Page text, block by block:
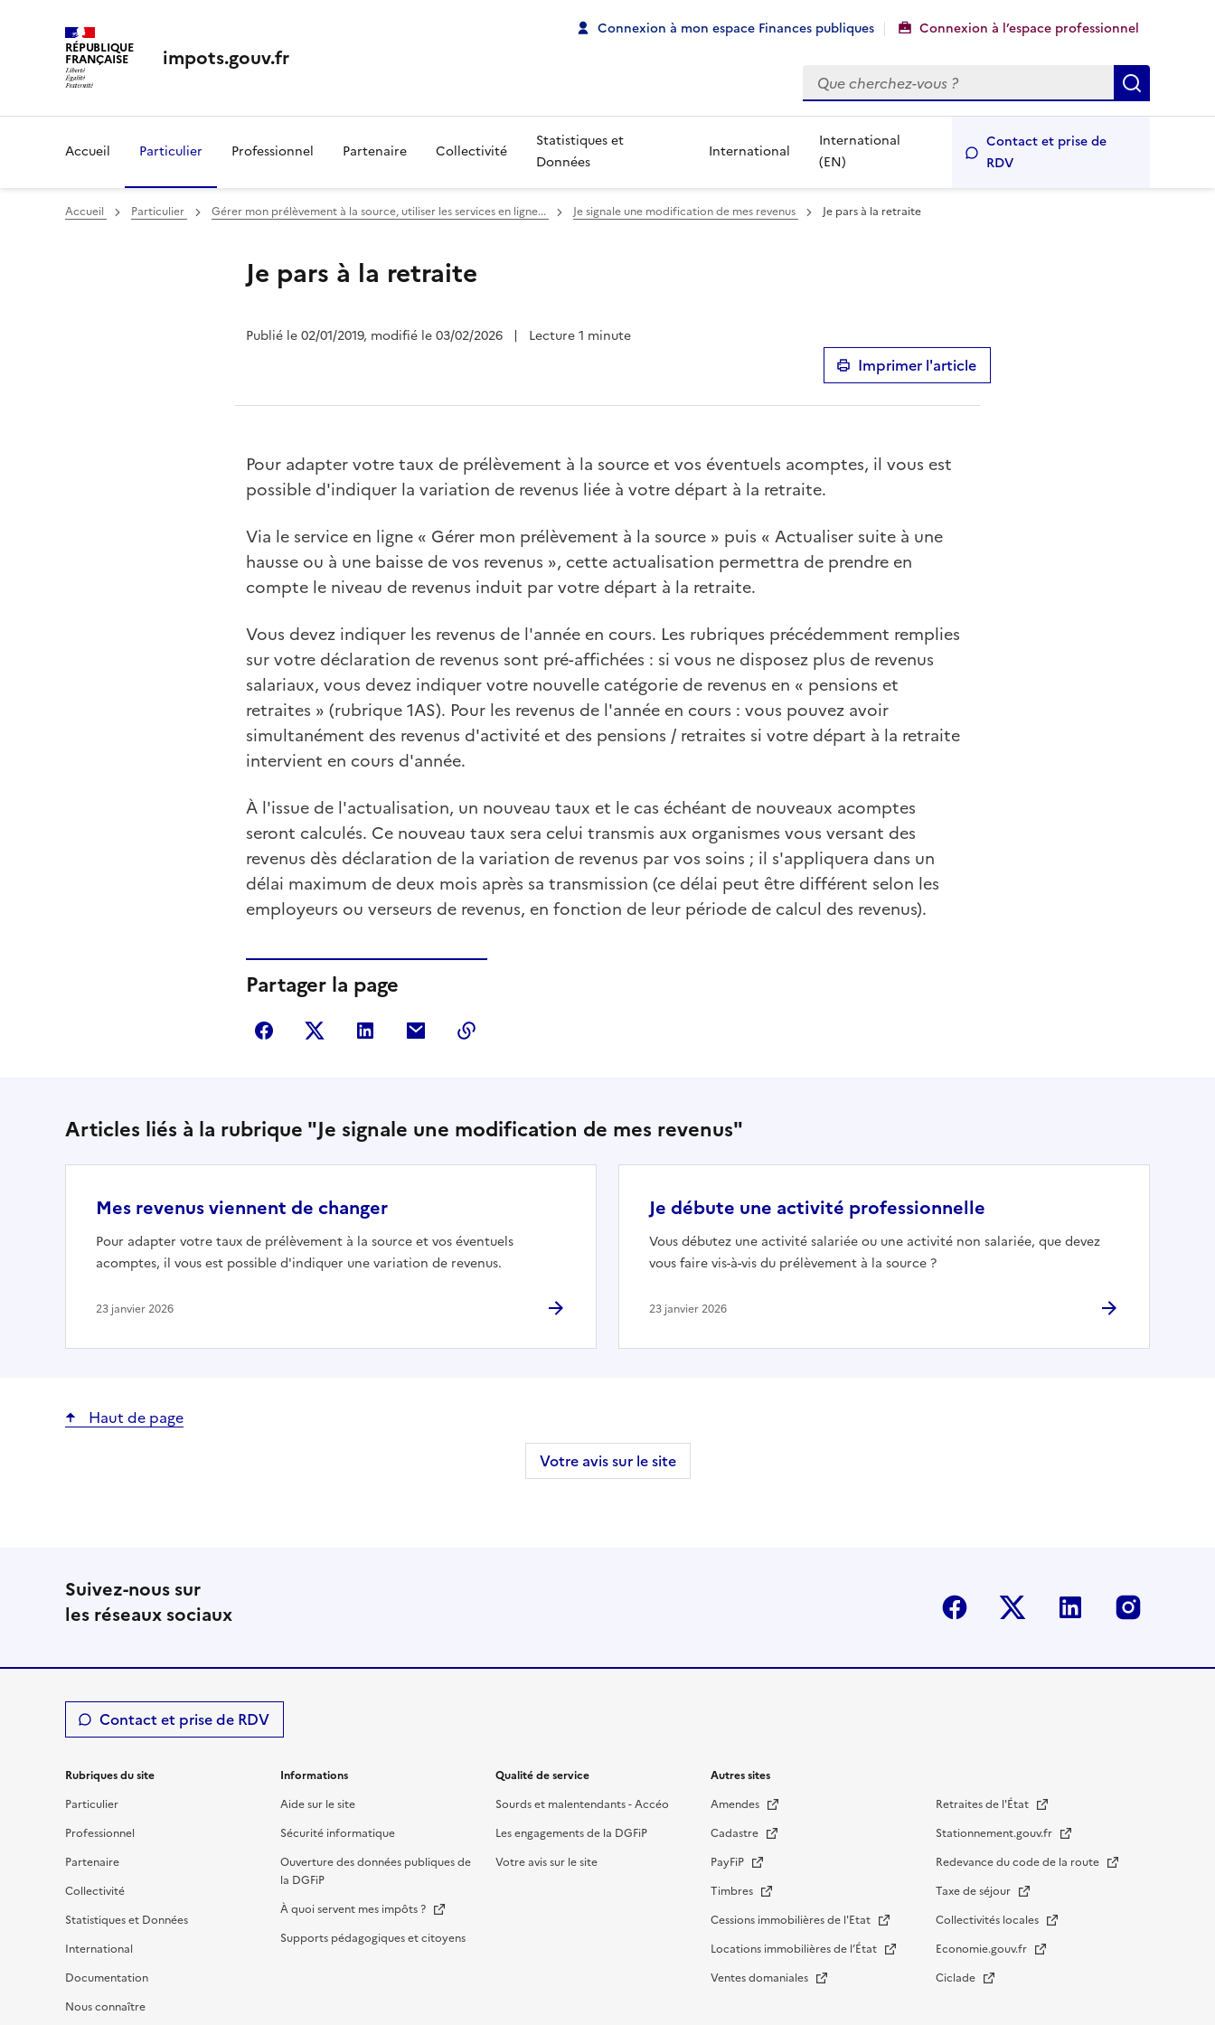
RÉPUBLIQUE
FRANÇAISE impots.gouv.fr
Connexion à mon espace Finances publiques Connexion à l’espace professionnel
Rechercher
Accueil Particulier Professionnel Partenaire Collectivité
Statistiques et
Données
International
International
(EN)
Contact et prise de
RDV
Accueil Particulier Gérer mon prélèvement à la source, utiliser les services en ligne... Je signale une modification de mes revenus Je pars à la retraite
Je pars à la retraite
Publié le 02/01/2019, modifié le 03/02/2026 | Lecture 1 minute
Imprimer l'article
Pour adapter votre taux de prélèvement à la source et vos éventuels acomptes, il vous est
possible d'indiquer la variation de revenus liée à votre départ à la retraite.
Via le service en ligne « Gérer mon prélèvement à la source » puis « Actualiser suite à une
hausse ou à une baisse de vos revenus », cette actualisation permettra de prendre en
compte le niveau de revenus induit par votre départ à la retraite.
Vous devez indiquer les revenus de l'année en cours. Les rubriques précédemment remplies
sur votre déclaration de revenus sont pré-affichées : si vous ne disposez plus de revenus
salariaux, vous devez indiquer votre nouvelle catégorie de revenus en « pensions et
retraites » (rubrique 1AS). Pour les revenus de l'année en cours : vous pouvez avoir
simultanément des revenus d'activité et des pensions / retraites si votre départ à la retraite
intervient en cours d'année.
À l'issue de l'actualisation, un nouveau taux et le cas échéant de nouveaux acomptes
seront calculés. Ce nouveau taux sera celui transmis aux organismes vous versant des
revenus dès déclaration de la variation de revenus par vos soins ; il s'appliquera dans un
délai maximum de deux mois après sa transmission (ce délai peut être différent selon les
employeurs ou verseurs de revenus, en fonction de leur période de calcul des revenus).
Partager la page
Partager sur Facebook
Partager sur Twitter
Partager sur LinkedIn
Partager par courriel
Articles liés à la rubrique "Je signale une modification de mes revenus"
Mes revenus viennent de changer
Pour adapter votre taux de prélèvement à la source et vos éventuels
acomptes, il vous est possible d'indiquer une variation de revenus.
23 janvier 2026
Je débute une activité professionnelle
Vous débutez une activité salariée ou une activité non salariée, que devez
vous faire vis-à-vis du prélèvement à la source ?
23 janvier 2026
Haut de page
Votre avis sur le site
Suivez-nous sur
les réseaux sociaux
Facebook Twitter-X Linkedin
Contact et prise de RDV
Rubriques du site
Particulier
Professionnel
Partenaire
Collectivité
Statistiques et Données
International
Documentation
Nous connaître
Informations
Aide sur le site
Sécurité informatique
Ouverture des données publiques de
la DGFiP
À quoi servent mes impôts ?
Supports pédagogiques et citoyens
Qualité de service
Sourds et malentendants - Accéo
Les engagements de la DGFiP
Votre avis sur le site
Autres sites
Amendes
Cadastre
PayFiP
Timbres
Cessions immobilières de l'Etat
Locations immobilières de l’État
Ventes domaniales
Retraites de l'État
Stationnement.gouv.fr
Redevance du code de la route
Taxe de séjour
Collectivités locales
Economie.gouv.fr
Ciclade